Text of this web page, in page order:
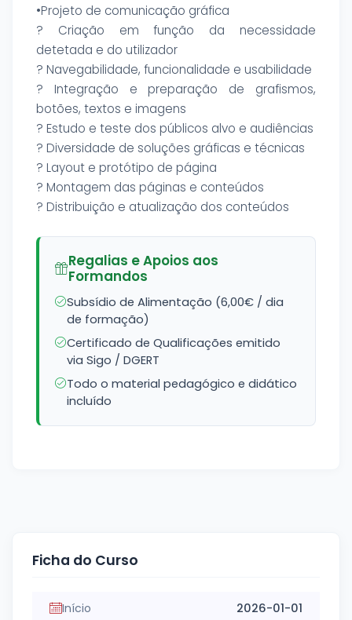
•Projeto de comunicação gráfica
? Criação em função da necessidade
detetada e do utilizador
? Navegabilidade, funcionalidade e usabilidade
? Integração e preparação de grafismos,
botões, textos e imagens
? Estudo e teste dos públicos alvo e audiências
? Diversidade de soluções gráficas e técnicas
? Layout e protótipo de página
? Montagem das páginas e conteúdos
? Distribuição e atualização dos conteúdos
Regalias e Apoios aos
Formandos
Subsídio de Alimentação (6,00€ / dia
de formação)
Certificado de Qualificações emitido
via Sigo / DGERT
Todo o material pedagógico e didático
incluído
Ficha do Curso
Início 2026-01-01